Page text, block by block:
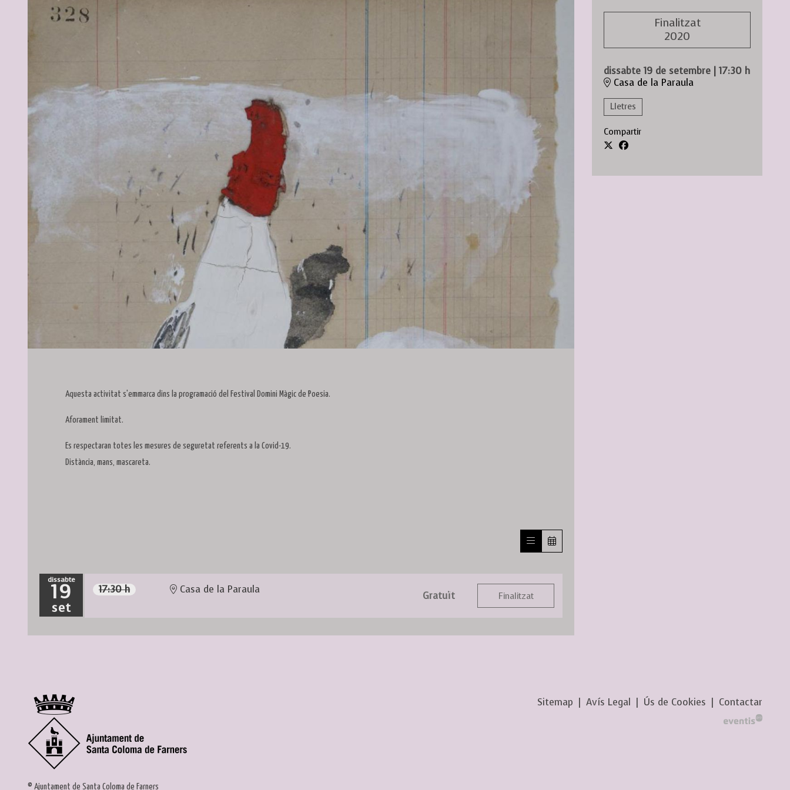
Finalitzat
2020
dissabte 19 de setembre | 17:30 h
Casa de la Paraula
Lletres
Compartir
Aquesta activitat s'emmarca dins la programació del Festival Domini Màgic de Poesia.
Aforament limitat.
Es respectaran totes les mesures de seguretat referents a la Covid-19.
Distància, mans, mascareta.
dissabte
19
set
17:30 h Casa de la Paraula
Gratuït Finalitzat
© Ajuntament de Santa Coloma de Farners
Sitemap | Avís Legal | Ús de Cookies | Contactar